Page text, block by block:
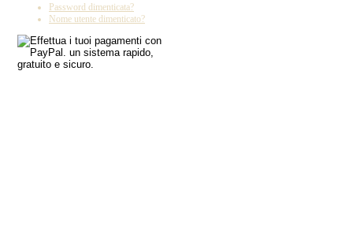
Password dimenticata?
Nome utente dimenticato?